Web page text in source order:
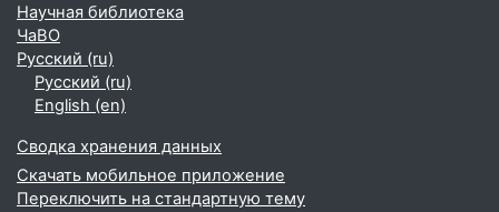
Научная библиотека
ЧаВО
Русский ‎(ru)‎
Русский ‎(ru)‎
English ‎(en)‎
Сводка хранения данных
Скачать мобильное приложение
Переключить на стандартную тему